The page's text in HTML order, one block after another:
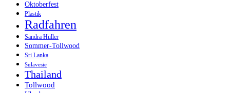
Oktoberfest
Plastik
Radfahren
Sandra Hüller
Sommer-Tollwood
Sri Lanka
Sulavesie
Thailand
Tollwood